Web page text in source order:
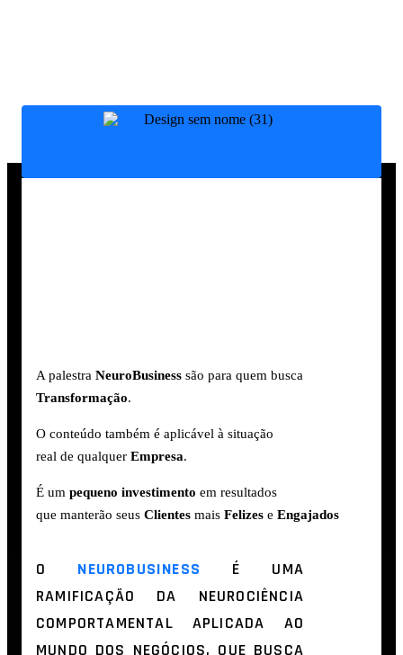
A palestra NeuroBusiness são para quem busca
Transformação.
O conteúdo também é aplicável à situação
real de qualquer Empresa.
É um pequeno investimento em resultados
que manterão seus Clientes mais Felizes e Engajados
O NEUROBUSINESS
É UMA
RAMIFICAÇÃO DA NEUROCIÊNCIA
COMPORTAMENTAL APLICADA AO
MUNDO DOS NEGÓCIOS, QUE BUSCA